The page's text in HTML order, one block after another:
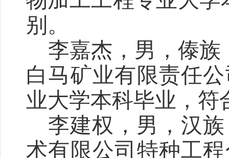
别。
李嘉杰，男，傣族
白马矿业有限责任
业大学本科毕业，符
李建权，男，汉
术有限公司特种工